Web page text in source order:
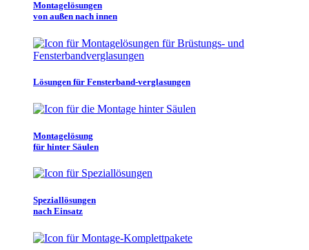
Montagelösungen
von außen nach innen
Lösungen für Fensterband-verglasungen
Montagelösung
für hinter Säulen
Speziallösungen
nach Einsatz